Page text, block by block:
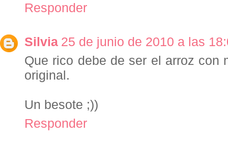
Responder
Silvia 25 de junio de 2010 a las
Que rico debe de ser el arroz con
original.
Un besote ;))
Responder